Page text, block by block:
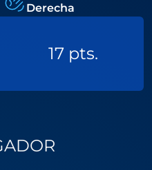
Derecha
17 pts.